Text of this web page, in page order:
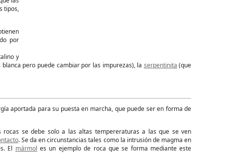
tipos,
por
y
blanca pero puede cambiar por las impurezas), la serpentinita (que
aportada para su puesta en marcha, que puede ser en forma de
se debe solo a las altas tempereraturas a las que se ven
. Se da en circunstancias tales como la intrusión de magma en
El mármol es un ejemplo de roca que se forma mediante este